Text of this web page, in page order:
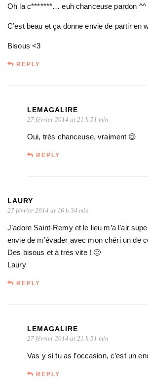
Oh la c*******… euh chanceuse pardon ^^
C’est beau et ça donne envie de partir en
Bisous <3
REPLY
LEMAGALIRE
27 février 2014 at 21 h 51 min
Oui, très chanceuse, vraiment 😉
REPLY
LAURY
27 février 2014 at 16 h 34 min
J’adore Saint-Remy et le lieu m’a l’air
envie de m’évader avec mon chéri un de
Des bisous et à très vite ! 🙂
Laury
REPLY
LEMAGALIRE
27 février 2014 at 21 h 51 min
Vas y si tu as l’occasion, c’est un
REPLY